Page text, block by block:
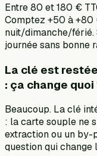
Entre 80 et 180 €
Comptez +50 à
nuit/dimanche/férié.
journée sans bonne
La clé est
: ça change quoi
Beaucoup. La clé
: la carte souple ne
extraction ou un
question qui change